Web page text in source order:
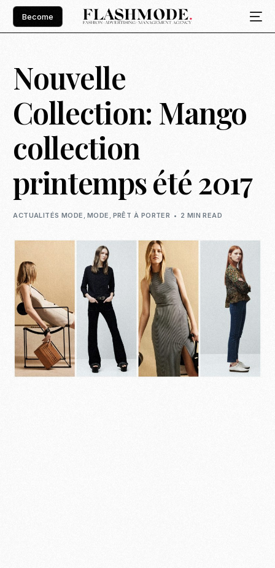
Become
Nouvelle
Collection: Mango
collection
printemps été 2017
ACTUALITÉS MODE , MODE , PRÊT À PORTER 2 MIN READ